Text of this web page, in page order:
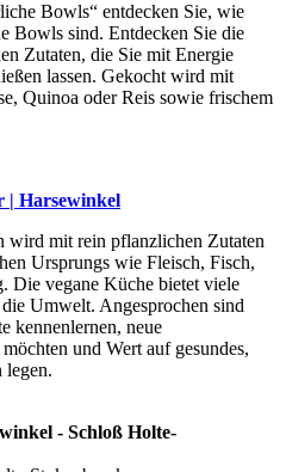
Bowls“ entdecken Sie, wie
Bowls sind. Entdecken Sie die
Zutaten, die Sie mit Energie
lassen. Gekocht wird mit
Quinoa oder Reis sowie frischem
| Harsewinkel
wird mit rein pflanzlichen Zutaten
Ursprungs wie Fleisch, Fisch,
Die vegane Küche bietet viele
Umwelt. Angesprochen sind
kennenlernen, neue
und Wert auf gesundes,
legen.
- Schloß Holte-